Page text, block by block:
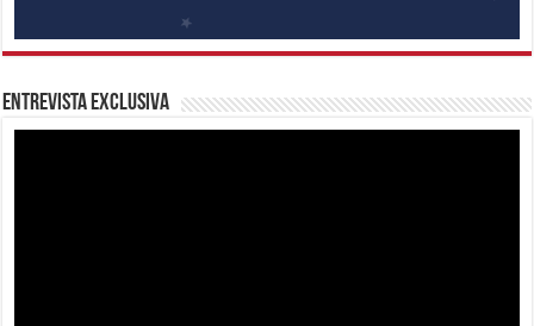
Entrevista Exclusiva